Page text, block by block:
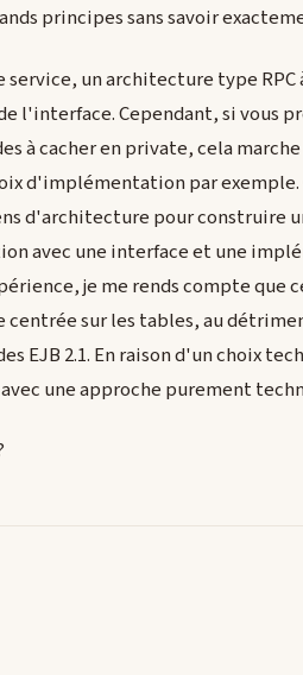
principes sans savoir
un architecture type
l'interface. Cependant, si vous
à cacher en private, cela marche
d'implémentation par
d'architecture pour construire
avec une interface et une
je me rends compte que
sur les tables, au
EJB 2.1. En raison d'un choix
une approche purement